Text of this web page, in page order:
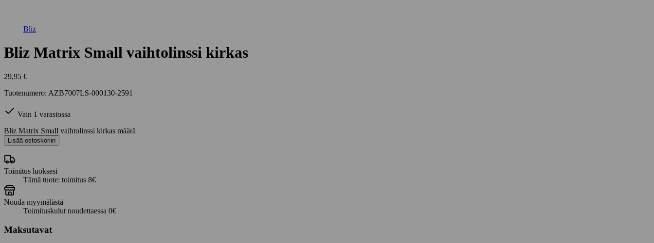
Bliz
Bliz Matrix Small vaihtolinssi kirkas
29,95 €
Tuotenumero: AZB7007LS-000130-2591
Vain 1 varastossa
Bliz Matrix Small vaihtolinssi kirkas määrä
Lisää ostoskoriin
Toimitus luoksesi
Tämä tuote: toimitus 8€
Nouda myymälästä
Toimituskulut noudettaessa 0€
Maksutavat